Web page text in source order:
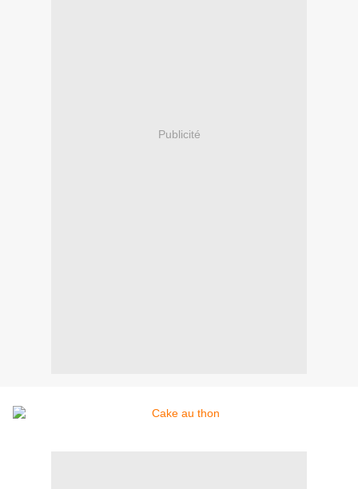
Publicité